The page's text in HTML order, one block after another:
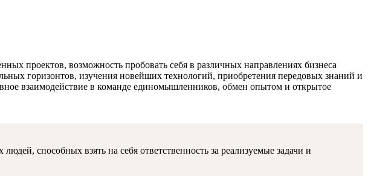
проектов, возможность пробовать себя в различных направлениях бизнеса
горизонтов, изучения новейших технологий, приобретения передовых знаний и
взаимодействие в команде единомышленников, обмен опытом и открытое
способных взять на себя ответственность за реализуемые задачи и